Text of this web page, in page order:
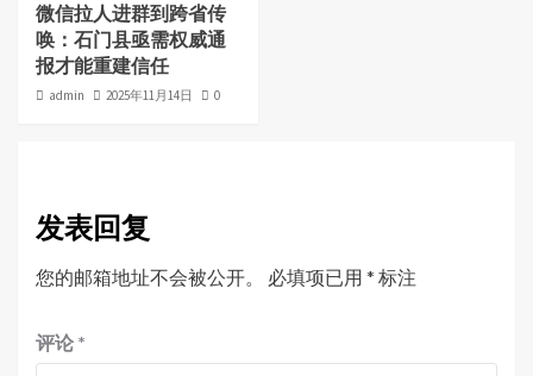
微信拉人进群到跨省传
唤：石门县亟需权威通
报才能重建信任
admin 2025年11月14日 0
发表回复
您的邮箱地址不会被公开。 必填项已用 * 标注
评论 *